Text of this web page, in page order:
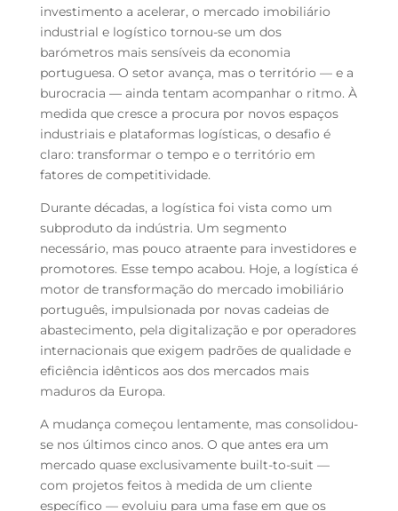
investimento a acelerar, o mercado imobiliário
industrial e logístico tornou-se um dos
barómetros mais sensíveis da economia
portuguesa. O setor avança, mas o território — e a
burocracia — ainda tentam acompanhar o ritmo. À
medida que cresce a procura por novos espaços
industriais e plataformas logísticas, o desafio é
claro: transformar o tempo e o território em
fatores de competitividade.
Durante décadas, a logística foi vista como um
subproduto da indústria. Um segmento
necessário, mas pouco atraente para investidores e
promotores. Esse tempo acabou. Hoje, a logística é
motor de transformação do mercado imobiliário
português, impulsionada por novas cadeias de
abastecimento, pela digitalização e por operadores
internacionais que exigem padrões de qualidade e
eficiência idênticos aos dos mercados mais
maduros da Europa.
A mudança começou lentamente, mas consolidou-
se nos últimos cinco anos. O que antes era um
mercado quase exclusivamente built-to-suit —
com projetos feitos à medida de um cliente
específico — evoluiu para uma fase em que os